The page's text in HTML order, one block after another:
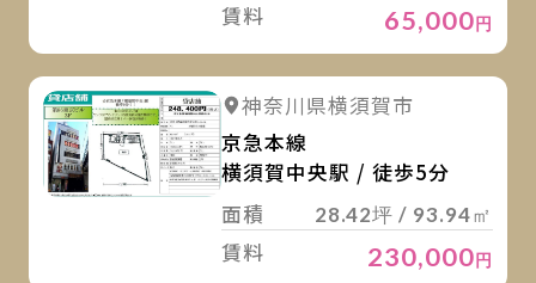
賃料 65,000円
詳細を見る
神奈川県横須賀市
京急本線
横須賀中央駅 / 徒歩5分
面積
28.42坪 / 93.94㎡
賃料 230,000円